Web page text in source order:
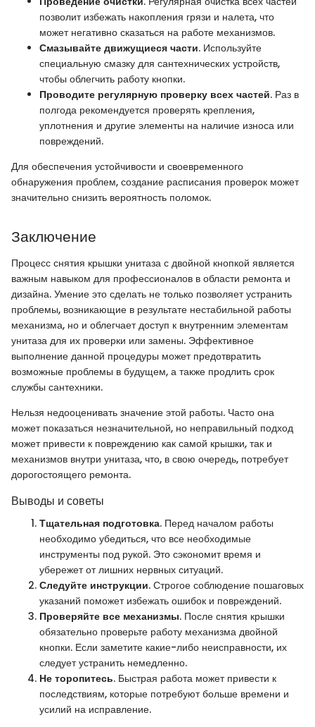
позволит избежать накопления грязи и налета, что
может негативно сказаться на работе механизмов.
Смазывайте движущиеся части. Используйте
специальную смазку для сантехнических устройств,
чтобы облегчить работу кнопки.
Проводите регулярную проверку всех частей. Раз в
полгода рекомендуется проверять крепления,
уплотнения и другие элементы на наличие износа или
повреждений.
Для обеспечения устойчивости и своевременного
обнаружения проблем, создание расписания проверок может
значительно снизить вероятность поломок.
Заключение
Процесс снятия крышки унитаза с двойной кнопкой является
важным навыком для профессионалов в области ремонта и
дизайна. Умение это сделать не только позволяет устранить
проблемы, возникающие в результате нестабильной работы
механизма, но и облегчает доступ к внутренним элементам
унитаза для их проверки или замены. Эффективное
выполнение данной процедуры может предотвратить
возможные проблемы в будущем, а также продлить срок
службы сантехники.
Нельзя недооценивать значение этой работы. Часто она
может показаться незначительной, но неправильный подход
может привести к повреждению как самой крышки, так и
механизмов внутри унитаза, что, в свою очередь, потребует
дорогостоящего ремонта.
Выводы и советы
Тщательная подготовка. Перед началом работы
необходимо убедиться, что все необходимые
инструменты под рукой. Это сэкономит время и
убережет от лишних нервных ситуаций.
Следуйте инструкции. Строгое соблюдение пошаговых
указаний поможет избежать ошибок и повреждений.
Проверяйте все механизмы. После снятия крышки
обязательно проверьте работу механизма двойной
кнопки. Если заметите какие-либо неисправности, их
следует устранить немедленно.
Не торопитесь. Быстрая работа может привести к
последствиям, которые потребуют больше времени и
усилий на исправление.